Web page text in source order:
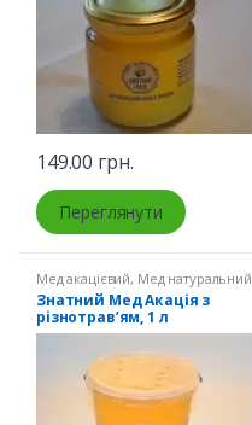
149.00 грн.
Переглянути
Мед акацієвий, Мед натуральний
Знатний Мед Акація з
різнотрав’ям, 1 л